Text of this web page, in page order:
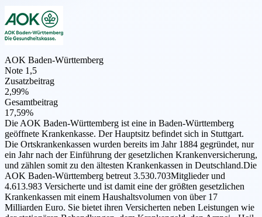
AOK Baden-Württemberg
Note 1,5
Zusatzbeitrag
2,99%
Gesamtbeitrag
17,59%
Die AOK Baden-Württemberg ist eine in Baden-Württemberg
geöffnete Krankenkasse. Der Hauptsitz befindet sich in Stuttgart.
Die Ortskrankenkassen wurden bereits im Jahr 1884 gegründet, nur
ein Jahr nach der Einführung der gesetzlichen Krankenversicherung,
und zählen somit zu den ältesten Krankenkassen in Deutschland.Die
AOK Baden-Württemberg betreut 3.530.703Mitglieder und
4.613.983 Versicherte und ist damit eine der größten gesetzlichen
Krankenkassen mit einem Haushaltsvolumen von über 17
Milliarden Euro. Sie bietet ihren Versicherten neben Leistungen wie